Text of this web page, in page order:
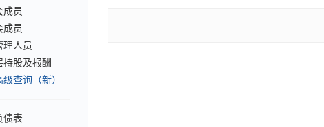
成员
成员
理人员
持股及报酬
查询（新）
债表